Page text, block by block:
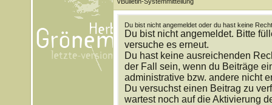
Du bist nicht angemeldet oder du hast keine
Du bist nicht angemeldet. Bitte
versuche es erneut.
Du hast keine ausreichenden
der Fall sein, wenn du Beiträge
administrative bzw. andere nicht
Du versuchst einen Beitrag zu
wartest noch auf die Aktivierung